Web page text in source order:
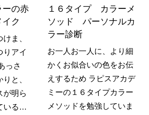
ーの赤
ク
ま、
りアイ
っさ
と、
が明ら
いる…
１６タイプ カラーメ
ソッド パーソナルカ
ラー診断
お一人お一人に、より細
かくお似合いの色をお伝
えするため ラピスアカデ
ミーの１６タイプカラー
メソッドを勉強していま